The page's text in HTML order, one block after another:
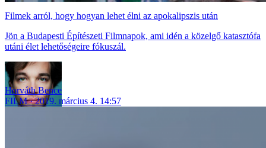
Filmek arról, hogy hogyan lehet élni az apokalipszis után
Jön a Budapesti Építészeti Filmnapok, ami idén a közelgő katasztófa
utáni élet lehetőségeire fókuszál.
Horváth Bence
FILM
2019. március 4. 14:57